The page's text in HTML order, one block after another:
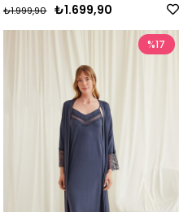
₺1.699,90
₺1.999,90
%17